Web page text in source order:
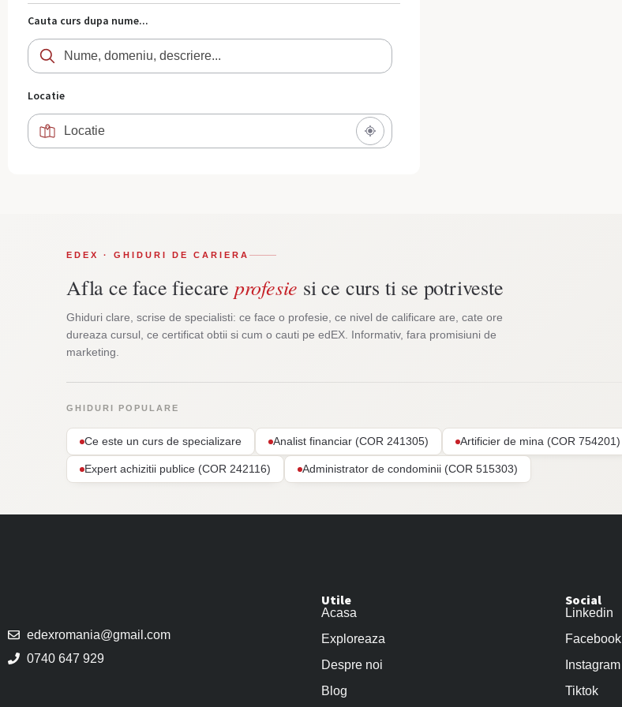
Cauta curs dupa nume...
Locatie
EDEX · GHIDURI DE CARIERA
Afla ce face fiecare profesie si ce curs ti se potriveste
Ghiduri clare, scrise de specialisti: ce face o profesie, ce nivel de calificare are, cate ore
dureaza cursul, ce certificat obtii si cum o cauti pe edEX. Informativ, fara promisiuni de
marketing.
GHIDURI POPULARE
Ce este un curs de specializare Analist financiar (COR 241305) Artificier de mina (COR 754201)
Expert achizitii publice (COR 242116) Administrator de condominii (COR 515303)
edexromania@gmail.com
0740 647 929
Utile
Acasa
Exploreaza
Despre noi
Blog
Social
Linkedin
Facebook
Instagram
Tiktok